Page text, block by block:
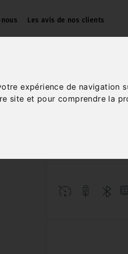
expérience de navigation
site et pour comprendre la
Les avis de nos clients
1.5